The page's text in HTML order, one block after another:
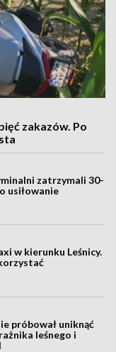
zakazów. Po
zatrzymali 30-
usiłowanie
w kierunku Leśnicy.
próbował uniknąć
leśnego i